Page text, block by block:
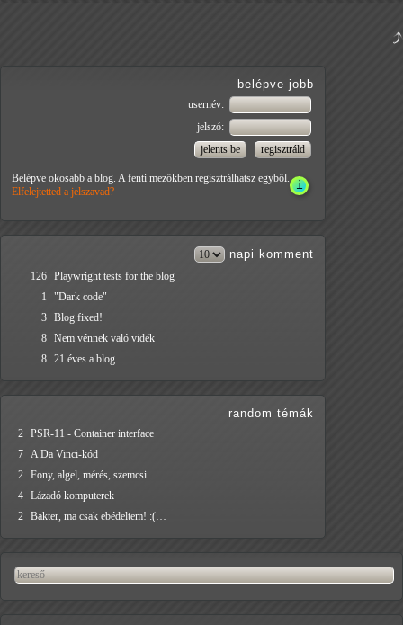
belépve jobb
usernév:
jelszó:
Belépve okosabb a blog. A fenti mezőkben regisztrálhatsz egyből.
Elfelejtetted a jelszavad?
napi komment
126 Playwright tests for the blog
1
"Dark code"
3 Blog fixed!
8 Nem vénnek való vidék
8 21 éves a blog
random témák
2 PSR-11 - Container interface
7 A Da Vinci-kód
2 Fony, algel, mérés, szemcsi
4 Lázadó komputerek
2 Bakter, ma csak ebédeltem! :(…